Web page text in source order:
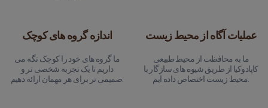
اندازه گروه های کوچک
ما گروه های خود را کوچک نگه می
داریم تا یک تجربه شخصی تر و
صمیمی تر برای هر مهمان ارائه دهیم.
عملیات آگاه از محیط زیست
ما به محافظت از محیط طبیعی
کاپادوکیا از طریق شیوه های سازگار با
محیط زیست اختصاص داده ایم.